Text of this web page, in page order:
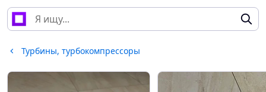
Турбины, турбокомпрессоры